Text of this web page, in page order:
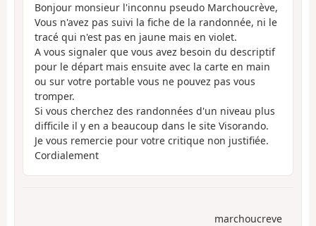
Bonjour monsieur l'inconnu pseudo Marchoucrève,
Vous n'avez pas suivi la fiche de la randonnée, ni le
tracé qui n'est pas en jaune mais en violet.
A vous signaler que vous avez besoin du descriptif
pour le départ mais ensuite avec la carte en main
ou sur votre portable vous ne pouvez pas vous
tromper.
Si vous cherchez des randonnées d'un niveau plus
difficile il y en a beaucoup dans le site Visorando.
Je vous remercie pour votre critique non justifiée.
Cordialement
marchoucreve